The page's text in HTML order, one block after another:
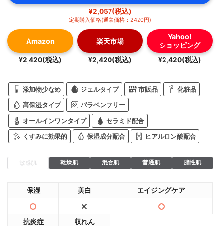
¥2,057(税込)
定期購入価格(通常価格：2420円)
Amazon
¥2,420(税込)
楽天市場
¥2,420(税込)
Yahoo!
ショッピング
¥2,420(税込)
添加物少なめ ジェルタイプ 市販品 化粧品
高保湿タイプ パラベンフリー
オールインワンタイプ セラミド配合
くすみに効果的 保湿成分配合 ヒアルロン酸配合
敏感肌 乾燥肌 混合肌 普通肌 脂性肌
保湿 美白 エイジングケア
抗炎症 収れん